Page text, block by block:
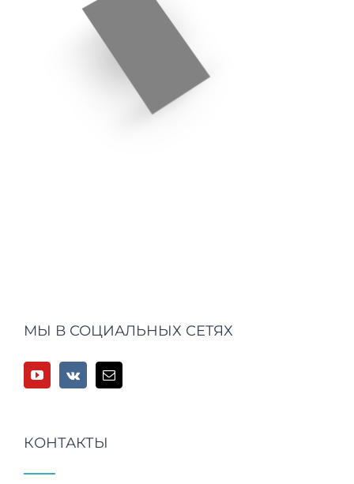
МЫ В СОЦИАЛЬНЫХ СЕТЯХ
КОНТАКТЫ